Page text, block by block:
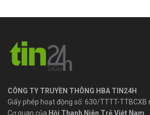
CÔNG TY TRUYỀN THÔNG HBA TIN24H
Giấy phép hoạt động số: 630/TTTT-
Cơ quan của Hội Thanh Niên Trẻ Việt Nam